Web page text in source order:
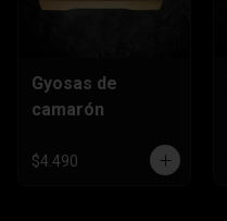
Gyosas de
camarón
$4.490